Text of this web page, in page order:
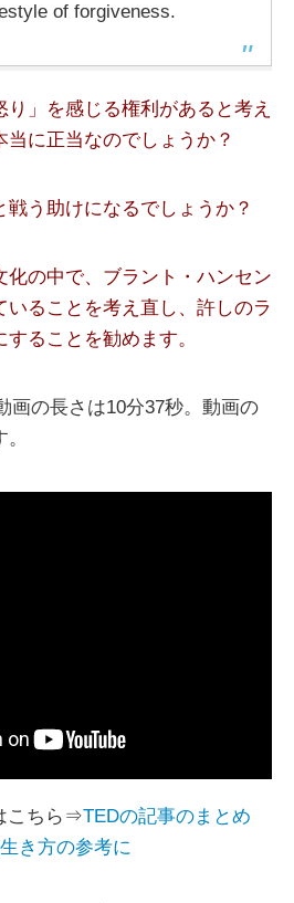
of forgiveness.
」を感じる権利があると考え
に正当なのでしょうか？
う助けになるでしょうか？
化の中で、ブラント・ハンセン
いることを考え直し、許しのラ
ることを勧めます。
画の長さは10分37秒。動画の
こちら⇒TEDの記事のまとめ
き方の参考に